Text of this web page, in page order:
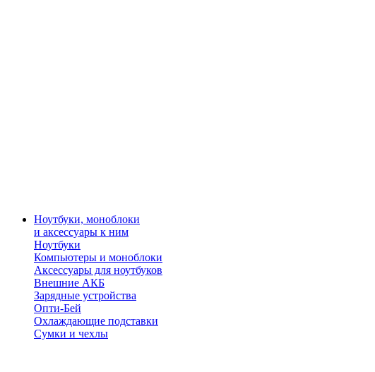
Ноутбуки, моноблоки
и аксессуары к ним
Ноутбуки
Компьютеры и моноблоки
Аксессуары для ноутбуков
Внешние АКБ
Зарядные устройства
Опти-Бей
Охлаждающие подставки
Сумки и чехлы